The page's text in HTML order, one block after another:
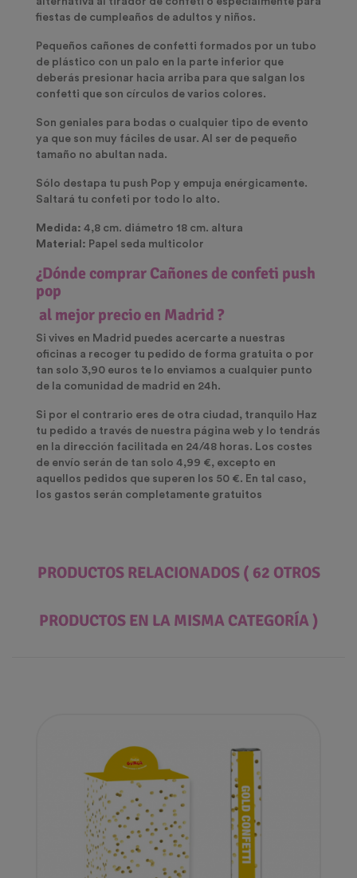
fiestas de cumpleaños de adultos y niños.
Pequeños cañones de confetti formados por un tubo
de plástico con un palo en la parte inferior que
deberás presionar hacia arriba para que salgan los
confetti que son círculos de varios colores.
Son geniales para bodas o cualquier tipo de evento
ya que son muy fáciles de usar. Al ser de pequeño
tamaño no abultan nada.
Sólo destapa tu push Pop y empuja enérgicamente.
Saltará tu confeti por todo lo alto.
Medida: 4,8 cm. diámetro 18 cm. altura
Material: Papel seda multicolor
¿Dónde comprar Cañones de confeti push
pop
al mejor precio en Madrid ?
Si vives en Madrid puedes acercarte a nuestras
oficinas a recoger tu pedido de forma gratuita o por
tan solo 3,90 euros te lo enviamos a cualquier punto
de la comunidad de madrid en 24h.
Si por el contrario eres de otra ciudad, tranquilo Haz
tu pedido a través de nuestra página web y lo tendrás
en la dirección facilitada en 24/48 horas. Los costes
de envío serán de tan solo 4,99 €, excepto en
aquellos pedidos que superen los 50 €. En tal caso,
los gastos serán completamente gratuitos
PRODUCTOS RELACIONADOS ( 62 OTROS
PRODUCTOS EN LA MISMA CATEGORÍA )